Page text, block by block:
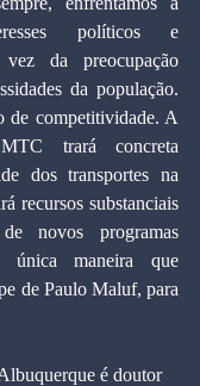
políticos e
da preocupação
da população.
de competitividade. A
trará concreta
dos transportes na
recursos substanciais
novos programas
maneira que
de Paulo Maluf, para
é doutor